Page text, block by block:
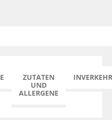
ZUTATEN
UND
ALLERGENE